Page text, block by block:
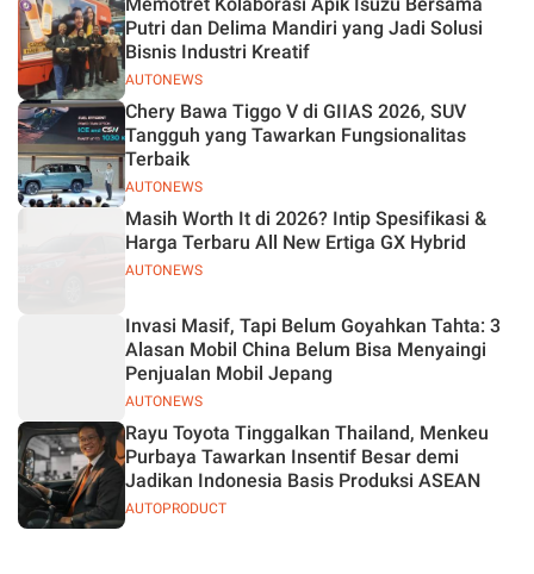
Jelas
AUTONEWS
Putri dan Delima Mandiri yang Jadi Solusi
Bisnis Industri Kreatif
AUTONEWS
Chery Bawa Tiggo V di GIIAS 2026, SUV
Tangguh yang Tawarkan Fungsionalitas
Terbaik
AUTONEWS
Masih Worth It di 2026? Intip Spesifikasi &
Harga Terbaru All New Ertiga GX Hybrid
AUTONEWS
Invasi Masif, Tapi Belum Goyahkan Tahta: 3
Alasan Mobil China Belum Bisa Menyaingi
Penjualan Mobil Jepang
AUTOPRODUCT
Rayu Toyota Tinggalkan Thailand, Menkeu
Purbaya Tawarkan Insentif Besar demi
Jadikan Indonesia Basis Produksi ASEAN